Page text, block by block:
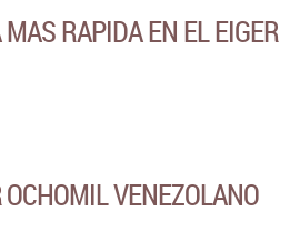
RAPIDA EN EL EIGER
VENEZOLANO